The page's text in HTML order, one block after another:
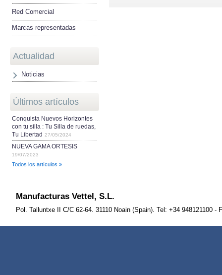
Red Comercial
Marcas representadas
Actualidad
Noticias
Últimos artículos
Conquista Nuevos Horizontes
con tu silla : Tu Silla de ruedas,
Tu Libertad
27/05/2024
NUEVA GAMA ORTESIS
19/07/2023
Todos los artículos »
Manufacturas Vettel, S.L.
Pol. Talluntxe II C/C 62-64. 31110 Noain (Spain). Tel: +34 948121100 -